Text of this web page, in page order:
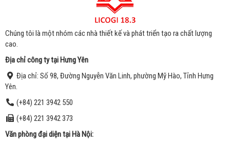
Chúng tôi là một nhóm các nhà thiết kế và phát triển tạo ra chất lượng
cao.
Địa chỉ công ty tại Hưng Yên
Địa chỉ: Số 98, Đường Nguyễn Văn Linh, phường Mỹ Hào, Tỉnh Hưng
Yên.
(+84) 221 3942 550
(+84) 221 3942 373
Văn phòng đại diện tại Hà Nội: